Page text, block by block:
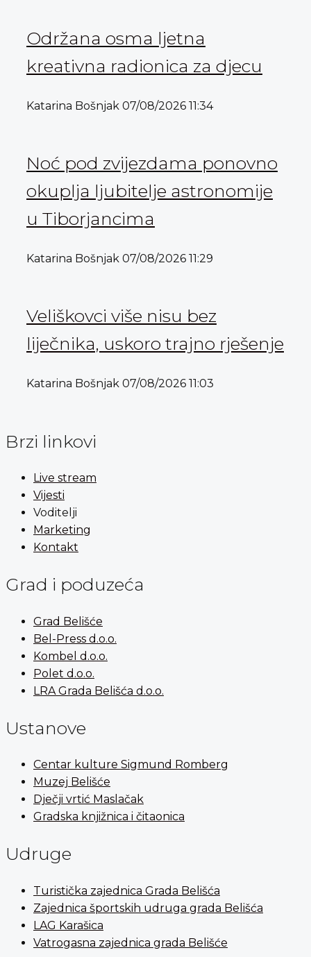
Održana osma ljetna
kreativna radionica za djecu
Katarina Bošnjak 07/08/2026 11:34
Noć pod zvijezdama ponovno
okuplja ljubitelje astronomije
u Tiborjancima
Katarina Bošnjak 07/08/2026 11:29
Veliškovci više nisu bez
liječnika, uskoro trajno rješenje
Katarina Bošnjak 07/08/2026 11:03
Brzi linkovi
Live stream
Vijesti
Voditelji
Marketing
Kontakt
Grad i poduzeća
Grad Belišće
Bel-Press d.o.o.
Kombel d.o.o.
Polet d.o.o.
LRA Grada Belišća d.o.o.
Ustanove
Centar kulture Sigmund Romberg
Muzej Belišće
Dječji vrtić Maslačak
Gradska knjižnica i čitaonica
Udruge
Turistička zajednica Grada Belišća
Zajednica športskih udruga grada Belišća
LAG Karašica
Vatrogasna zajednica grada Belišće